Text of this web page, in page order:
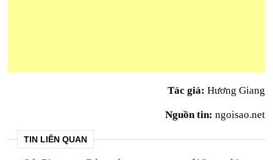
Tác giả: Hương Giang
Nguồn tin: ngoisao.net
TIN LIÊN QUAN